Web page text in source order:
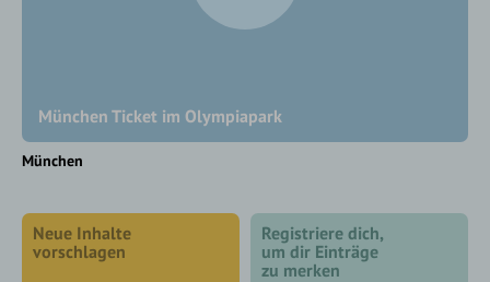
München Ticket im Olympiapark
München
Neue Inhalte
vorschlagen
Registriere dich,
um dir Einträge
zu merken